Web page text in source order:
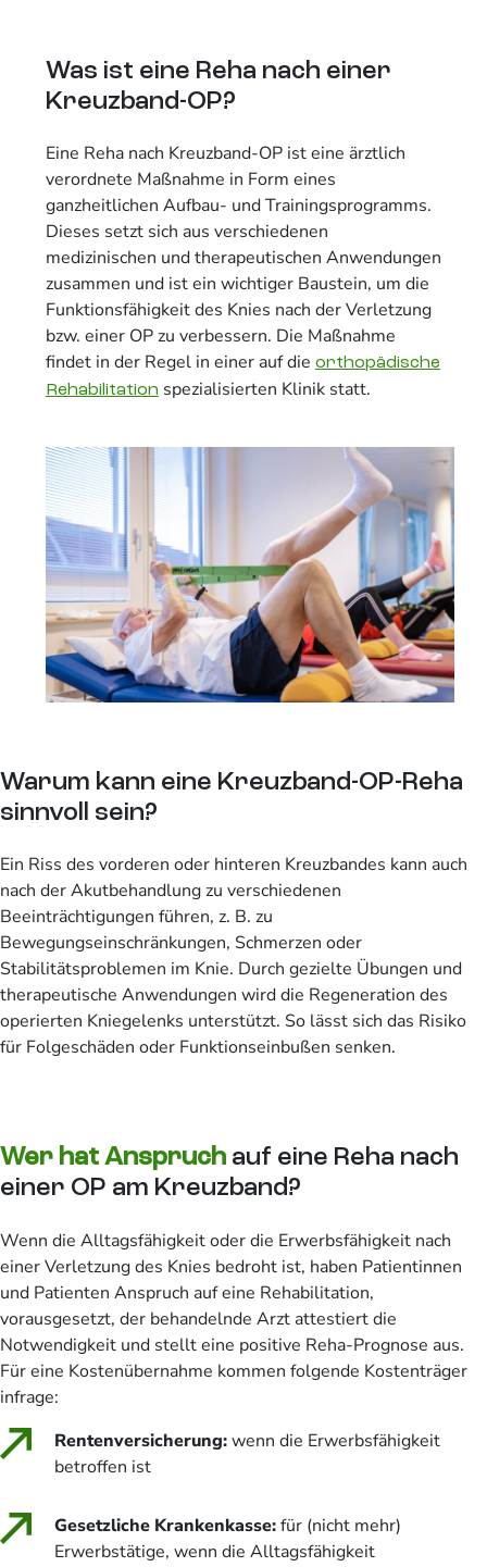
Was ist eine Reha nach einer
Kreuzband-OP?
Eine Reha nach Kreuzband-OP ist eine ärztlich
verordnete Maßnahme in Form eines
ganzheitlichen Aufbau- und Trainingsprogramms.
Dieses setzt sich aus verschiedenen
medizinischen und therapeutischen Anwendungen
zusammen und ist ein wichtiger Baustein, um die
Funktionsfähigkeit des Knies nach der Verletzung
bzw. einer OP zu verbessern. Die Maßnahme
findet in der Regel in einer auf die orthopädische
Rehabilitation spezialisierten Klinik statt.
Warum kann eine Kreuzband-OP-Reha
sinnvoll sein?
Ein Riss des vorderen oder hinteren Kreuzbandes kann auch
nach der Akutbehandlung zu verschiedenen
Beeinträchtigungen führen, z. B. zu
Bewegungseinschränkungen, Schmerzen oder
Stabilitätsproblemen im Knie. Durch gezielte Übungen und
therapeutische Anwendungen wird die Regeneration des
operierten Kniegelenks unterstützt. So lässt sich das Risiko
für Folgeschäden oder Funktionseinbußen senken.
Wer hat Anspruch auf eine Reha nach
einer OP am Kreuzband?
Wenn die Alltagsfähigkeit oder die Erwerbsfähigkeit nach
einer Verletzung des Knies bedroht ist, haben Patientinnen
und Patienten Anspruch auf eine Rehabilitation,
vorausgesetzt, der behandelnde Arzt attestiert die
Notwendigkeit und stellt eine positive Reha-Prognose aus.
Für eine Kostenübernahme kommen folgende Kostenträger
infrage:
Rentenversicherung:wenn die Erwerbsfähigkeit
betroffen ist
Gesetzliche Krankenkasse:für (nicht mehr)
Erwerbstätige, wenn die Alltagsfähigkeit